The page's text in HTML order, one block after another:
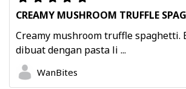
CREAMY MUSHROOM TRUFFLE
Creamy mushroom truffle spaghetti.
dibuat dengan pasta li ...
WanBites